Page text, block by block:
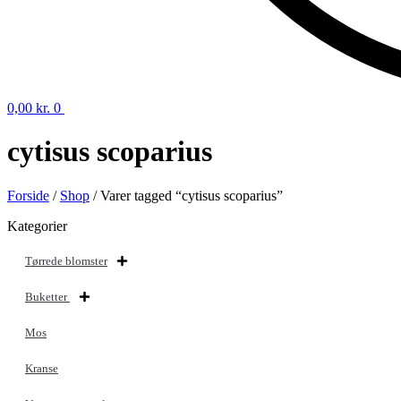
0,00 kr. 0
cytisus scoparius
Forside / Shop / Varer tagged “cytisus scoparius”
Kategorier
Tørrede blomster
Buketter
Mos
Kranse